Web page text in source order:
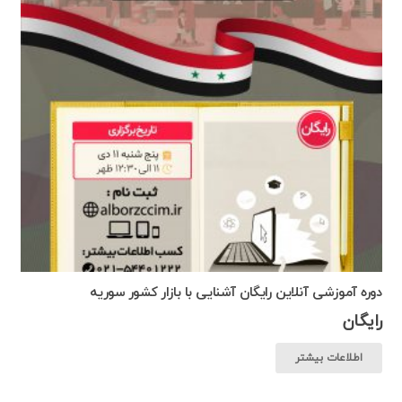
دوره آموزشی آنلاین رایگان آشنایی با بازار کشور سوریه
رایگان
اطلاعات بیشتر